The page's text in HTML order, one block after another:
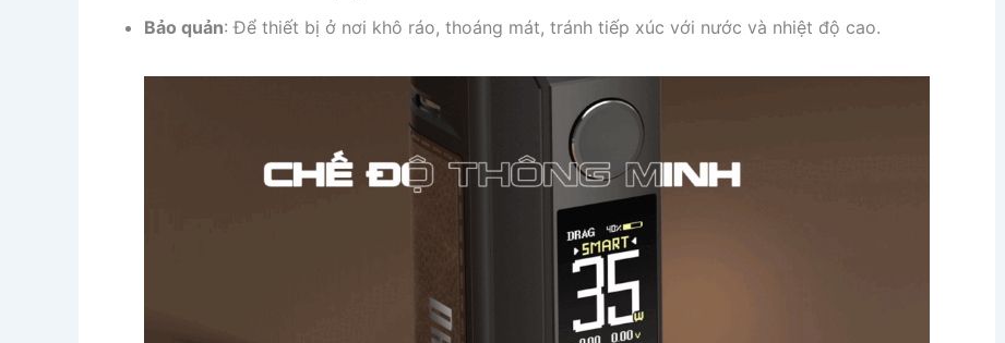
Bảo quản: Để thiết bị ở nơi khô ráo, thoáng mát, tránh tiếp xúc với nước và nhiệt độ cao.